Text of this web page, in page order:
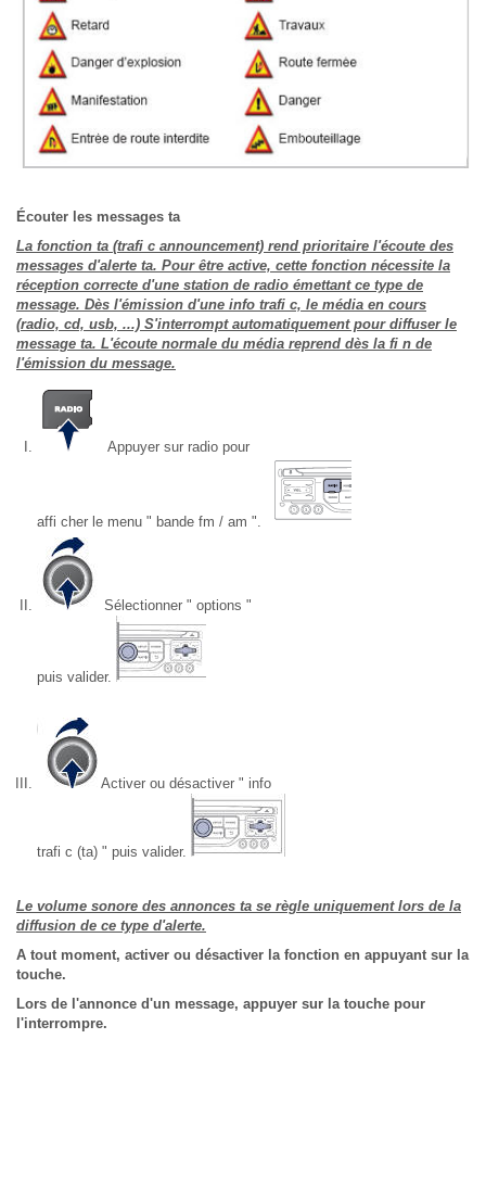
Écouter les messages ta
La fonction ta (trafi c announcement) rend prioritaire l'écoute des
messages d'alerte ta. Pour être active, cette fonction nécessite la
réception correcte d'une station de radio émettant ce type de
message. Dès l'émission d'une info trafi c, le média en cours
(radio, cd, usb, ...) S'interrompt automatiquement pour diffuser le
message ta. L'écoute normale du média reprend dès la fi n de
l'émission du message.
Appuyer sur radio pour
affi cher le menu " bande fm / am ".
Sélectionner " options "
puis valider.
Activer ou désactiver " info
trafi c (ta) " puis valider.
Le volume sonore des annonces ta se règle uniquement lors de la
diffusion de ce type d'alerte.
A tout moment, activer ou désactiver la fonction en appuyant sur la
touche.
Lors de l'annonce d'un message, appuyer sur la touche pour
l'interrompre.